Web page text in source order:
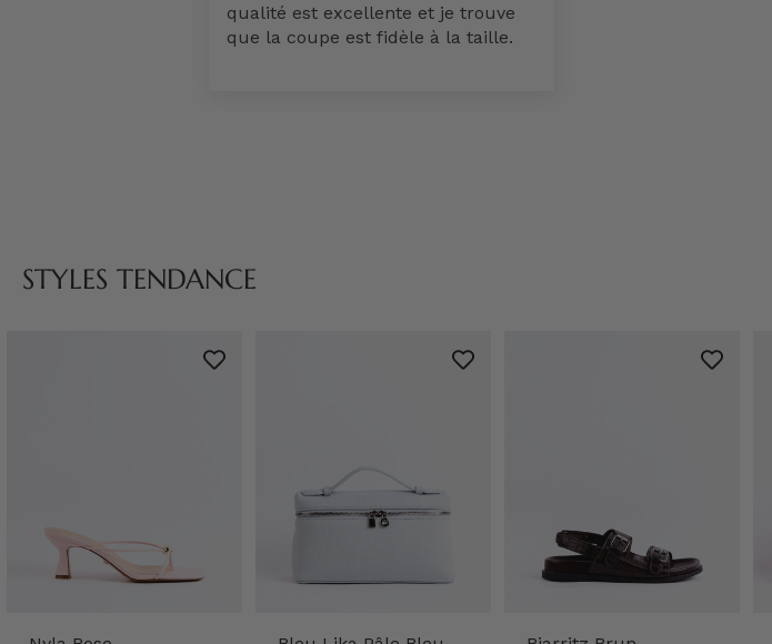
qualité est excellente et je trouve
que la coupe est fidèle à la taille.
STYLES TENDANCE